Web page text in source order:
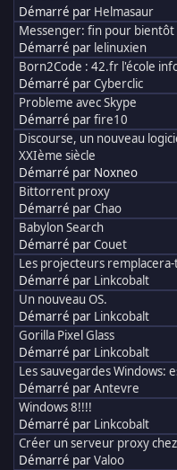
Démarré par Helmasaur
Messenger: fin pour bientôt
Démarré par lelinuxien
Born2Code : 42.fr l'école
Démarré parCyberclic
Probleme avec Skype
Démarré parfire10
Discourse, un nouveau
XXIème siècle
Démarré par Noxneo
Bittorrent proxy
Démarré parChao
Babylon Search
Démarré parCouet
Les projecteurs remplacera-
Démarré par Linkcobalt
Un nouveau OS.
Démarré par Linkcobalt
Gorilla Pixel Glass
Démarré par Linkcobalt
Les sauvegardes Windows:
Démarré parAntevre
Windows 8!!!!
Démarré par Linkcobalt
Créer un serveur proxy
Démarré parValoo